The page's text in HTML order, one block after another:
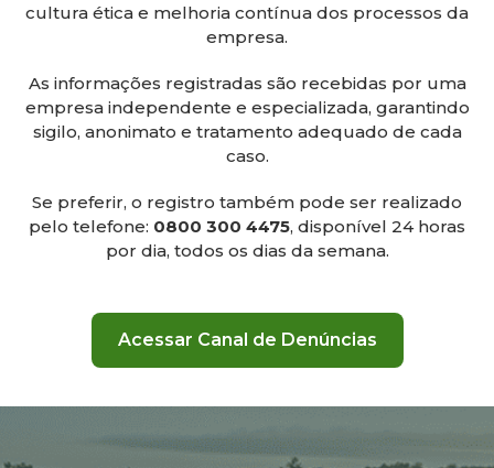
cultura ética e melhoria contínua dos processos da
empresa.
As informações registradas são recebidas por uma
empresa independente e especializada, garantindo
sigilo, anonimato e tratamento adequado de cada
caso.
Se preferir, o registro também pode ser realizado
pelo telefone: 0800 300 4475, disponível 24 horas
por dia, todos os dias da semana.
Acessar Canal de Denúncias